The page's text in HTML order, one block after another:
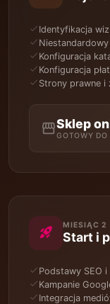
check Identyfikacja
check
check Konfiguracja
check Konfiguracja
check Strony prawne i
storefrontSklep
GOTOWY
rocket_launch MIESIĄC 2
Start i
check Podstawy SEO
check Kampanie
check Integracja